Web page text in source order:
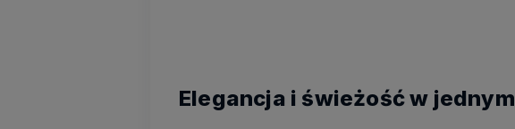
Elegancja i świeżość w jednym